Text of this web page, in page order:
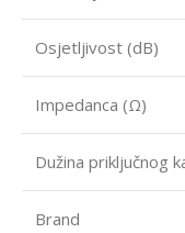
Osjetljivost (dB)
Impedanca (Ω)
Dužina priključnog
Brand